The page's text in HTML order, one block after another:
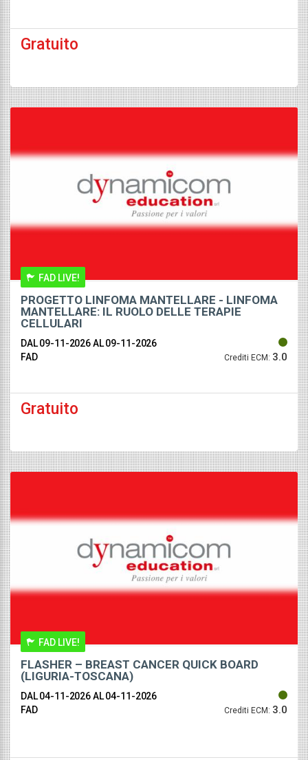
Gratuito
FAD LIVE!
PROGETTO LINFOMA MANTELLARE - LINFOMA
MANTELLARE: IL RUOLO DELLE TERAPIE
CELLULARI
DAL 09-11-2026AL 09-11-2026
FAD
Crediti ECM: 3.0
Gratuito
FAD LIVE!
FLASHER – BREAST CANCER QUICK BOARD
(LIGURIA-TOSCANA)
DAL 04-11-2026AL 04-11-2026
FAD
Crediti ECM: 3.0